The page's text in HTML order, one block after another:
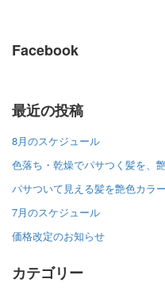
Facebook
最近の投稿
8月のスケジュール
色落ち・乾燥でパサつく髪を、
パサついて見える髪を艶色カラ
7月のスケジュール
価格改定のお知らせ
カテゴリー